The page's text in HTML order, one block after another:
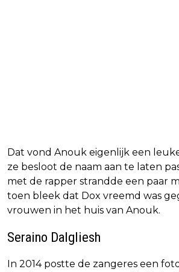
Dat vond Anouk eigenlijk een
ze besloot de naam aan te laten
met de rapper strandde een paar
toen bleek dat Dox vreemd was
vrouwen in het huis van Anouk.
Seraino Dalgliesh
In 2014 postte de zangeres een